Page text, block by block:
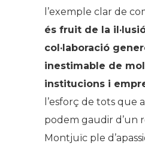
l’exemple clar de
és fruit de la
col·laboració
inestimable de
institucions i
l’esforç de tots que
podem gaudir d’un
Montjuïc ple